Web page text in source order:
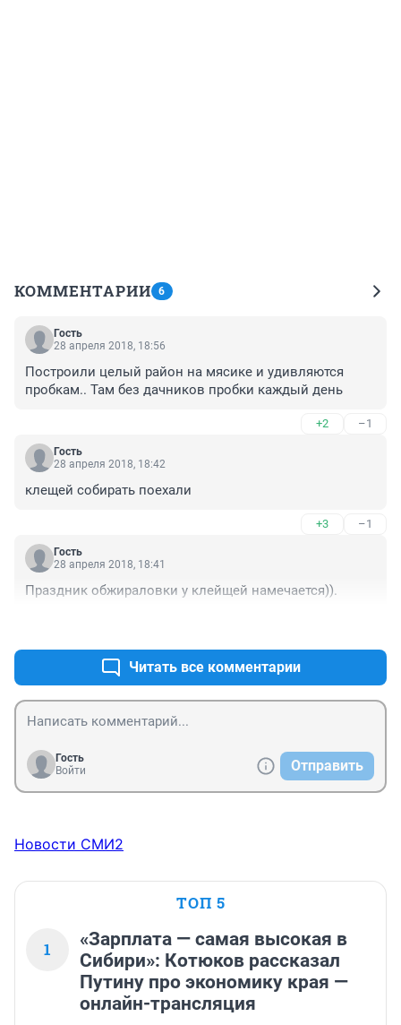
КОММЕНТАРИИ 6
Гость
28 апреля 2018, 18:56
Построили целый район на мясике и удивляются
пробкам.. Там без дачников пробки каждый день
+2 –1
Гость
28 апреля 2018, 18:42
клещей собирать поехали
+3 –1
Гость
28 апреля 2018, 18:41
Праздник обжираловки у клейщей намечается)).
Читать все комментарии
Гость
Войти
Отправить
Новости СМИ2
ТОП 5
1
«Зарплата — самая высокая в
Сибири»: Котюков рассказал
Путину про экономику края —
онлайн-трансляция